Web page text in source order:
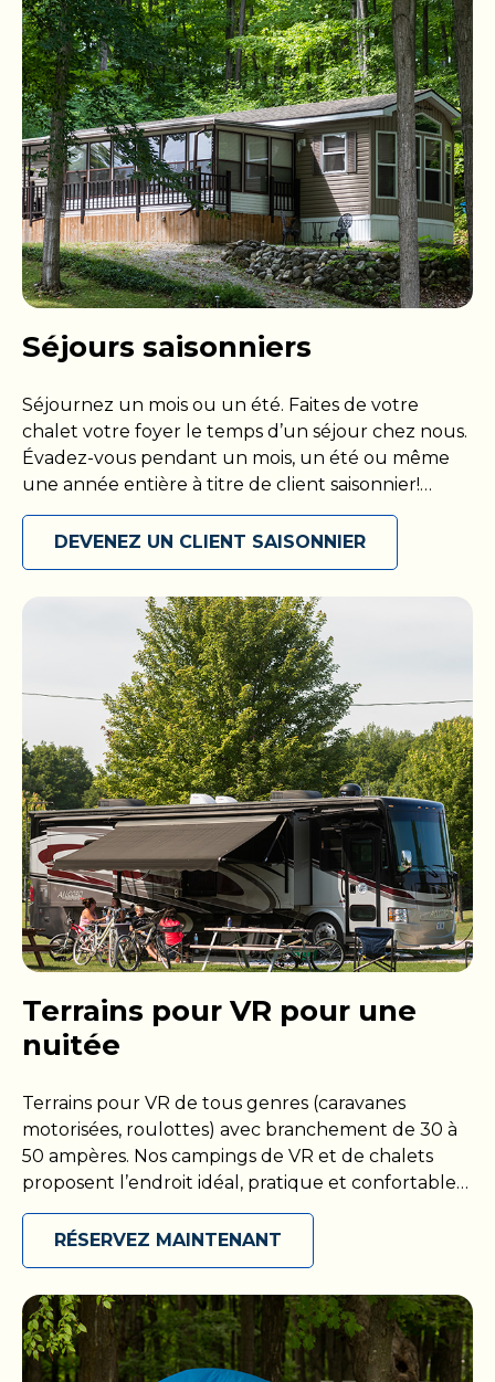
vous offrent un accès complet aux commodités
du camping.
Séjours saisonniers
Séjournez un mois ou un été. Faites de votre
chalet votre foyer le temps d’un séjour chez nous.
Évadez-vous pendant un mois, un été ou même
une année entière à titre de client saisonnier!
Présentez-vous avec votre propre VR ou installez-
vous dans votre chalet, puis maximisez votre
séjour parmi nous en accédant à toutes les
votre coin de paradis et soyez prêt à l’explorer en
toute liberté, comme bon vous semble. Réservez
votre escapade saisonnière dès aujourd’hui!
DEVENEZ UN CLIENT SAISONNIER
Terrains pour VR pour une
nuitée
Terrains pour VR de tous genres (caravanes
motorisées, roulottes) avec branchement de 30 à
50 ampères. Nos campings de VR et de chalets
proposent l’endroit idéal, pratique et confortable
pour garer votre VR et profiter d’une nuit
reposante. Nos terrains offrent une expérience
sans tracas aux propriétaires de VR puisqu’ils sont
dont l’accès à un branchement électrique et à
l’eau. Venez vous détendre et jouir du plein air
dans nos campings dotés de vastes aires de
RÉSERVEZ MAINTENANT